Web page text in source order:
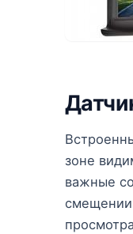
зоне
важные
смещении